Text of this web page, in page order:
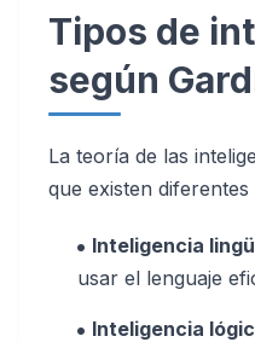
Tipos de
según
La teoría de las
que existen
Inteligencia
usar el lenguaje
Inteligencia